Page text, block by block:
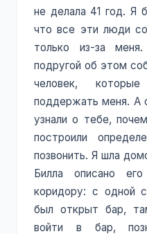
не делала 41 год. Я
что все эти люди
только из-за
подругой об этом
человек,
поддержать меня. А
узнали о тебе,
построили
позвонить. Я шла
Билла описано
коридору: с одной
был открыт бар,
войти в бар,